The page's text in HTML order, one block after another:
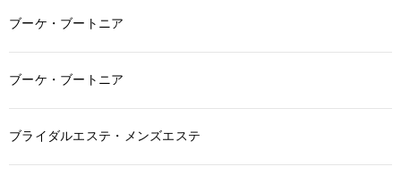
ブーケ・ブートニア
ブーケ・ブートニア
ブライダルエステ・メンズエステ